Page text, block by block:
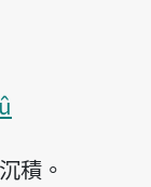
積。